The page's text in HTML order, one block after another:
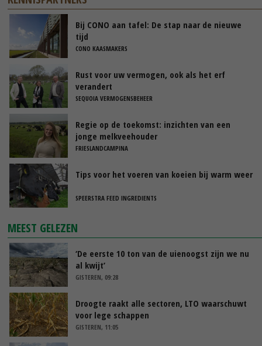
Bij CONO aan tafel: De stap naar de nieuwe
tijd
CONO KAASMAKERS
Rust voor uw vermogen, ook als het erf
verandert
SEQUOIA VERMOGENSBEHEER
Regie op de toekomst: inzichten van een
jonge melkveehouder
FRIESLANDCAMPINA
Tips voor het voeren van koeien bij warm weer
SPEERSTRA FEED INGREDIENTS
MEEST GELEZEN
‘De eerste 10 ton van de uienoogst zijn we nu
al kwijt’
GISTEREN, 09:28
Droogte raakt alle sectoren, LTO waarschuwt
voor lege schappen
GISTEREN, 11:05